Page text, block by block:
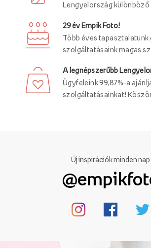
Lengyelország különböző
29 év Empik Foto!
Több éves tapasztalatunk
szolgáltatásaink magas
A legnépszerűbb
Ügyfeleink 99,87%-a
szolgáltatásainkat!
Új inspirációk minden nap